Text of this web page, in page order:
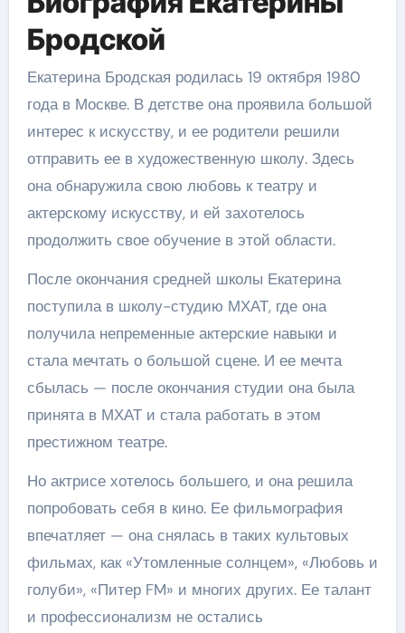
Бродской
Екатерина Бродская родилась 19 октября 1980
года в Москве. В детстве она проявила большой
интерес к искусству, и ее родители решили
отправить ее в художественную школу. Здесь
она обнаружила свою любовь к театру и
актерскому искусству, и ей захотелось
продолжить свое обучение в этой области.
После окончания средней школы Екатерина
поступила в школу-студию МХАТ, где она
получила непременные актерские навыки и
стала мечтать о большой сцене. И ее мечта
сбылась — после окончания студии она была
принята в МХАТ и стала работать в этом
престижном театре.
Но актрисе хотелось большего, и она решила
попробовать себя в кино. Ее фильмография
впечатляет — она снялась в таких культовых
фильмах, как «Утомленные солнцем», «Любовь и
голуби», «Питер FM» и многих других. Ее талант
и профессионализм не остались